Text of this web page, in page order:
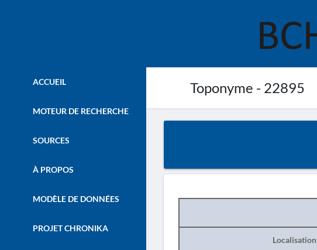
Toponyme - 22895
ACCUEIL
MOTEUR DE RECHERCHE
SOURCES
À PROPOS
MODÈLE DE DONNÉES
PROJET CHRONIKA
Localisation